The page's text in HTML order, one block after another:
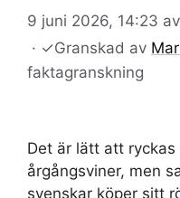
9 juni 2026, 14:23 av
· ✓Granskad av
faktagranskning
Det är lätt att
årgångsviner, men
svenskar köper sitt